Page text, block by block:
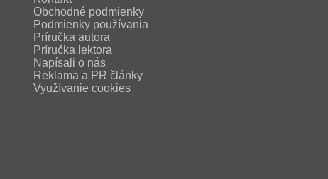
Obchodné podmienky
Podmienky používania
Príručka autora
Príručka lektora
Napísali o nás
Reklama a PR články
Využívanie cookies